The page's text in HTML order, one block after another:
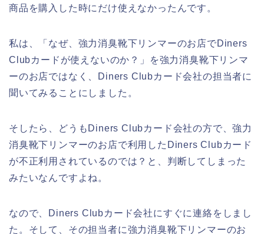
商品を購入した時にだけ使えなかったんです。
私は、「なぜ、強力消臭靴下リンマーのお店でDiners
Clubカードが使えないのか？」を強力消臭靴下リンマ
ーのお店ではなく、Diners Clubカード会社の担当者に
聞いてみることにしました。
そしたら、どうもDiners Clubカード会社の方で、強力
消臭靴下リンマーのお店で利用したDiners Clubカード
が不正利用されているのでは？と、判断してしまった
みたいなんですよね。
なので、Diners Clubカード会社にすぐに連絡をしまし
た。そして、その担当者に強力消臭靴下リンマーのお